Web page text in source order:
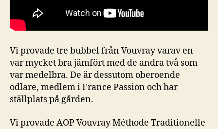
Vi provade tre bubbel från Vouvray varav en
var mycket bra jämfört med de andra två som
var medelbra. De är dessutom oberoende
odlare, medlem i France Passion och har
ställplats på gården.
Vi provade AOP Vouvray Méthode Traditionelle